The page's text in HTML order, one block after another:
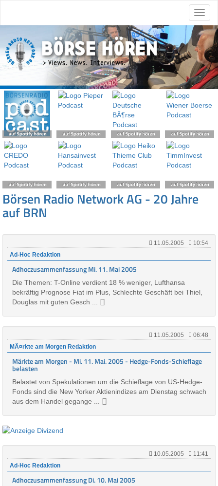
Börsen Radio Network AG - 20 Jahre
auf BRN
11.05.2005
10:54
Ad-Hoc Redaktion
Adhoczusammenfassung Mi. 11. Mai 2005
Die Themen: T-Online verdient 18 % weniger, Lufthansa
bekräftig Prognose Fiat im Plus, Schlechte Geschäft bei Thiel,
Douglas mit guten Gesch ...
11.05.2005
06:48
MÃ¤rkte am Morgen Redaktion
Märkte am Morgen - Mi. 11. Mai. 2005 - Hedge-Fonds-Schieflage
belasten
Belastet von Spekulationen um die Schieflage von US-Hedge-
Fonds sind die New Yorker Aktienindizes am Dienstag schwach
aus dem Handel gegange ...
10.05.2005
11:41
Ad-Hoc Redaktion
Adhoczusammenfassung Di. 10. Mai 2005